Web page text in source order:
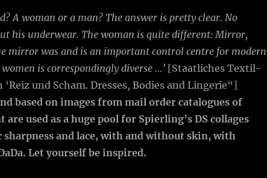
A woman or a man? The answer is pretty clear. No
his underwear. The woman is quite different: Mirror,
mirror was and is an important control centre for modern
is correspondingly diverse …’[Staatliches Textil-
und Scham. Dresses, Bodies and Lingerie“]
based on images from mail order catalogues of
used as a huge pool for Spierling’s DS collages
and lace, with and without skin, with
Let yourself be inspired.